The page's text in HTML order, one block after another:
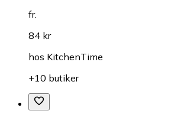
fr.
84 kr
hos KitchenTime
+10 butiker